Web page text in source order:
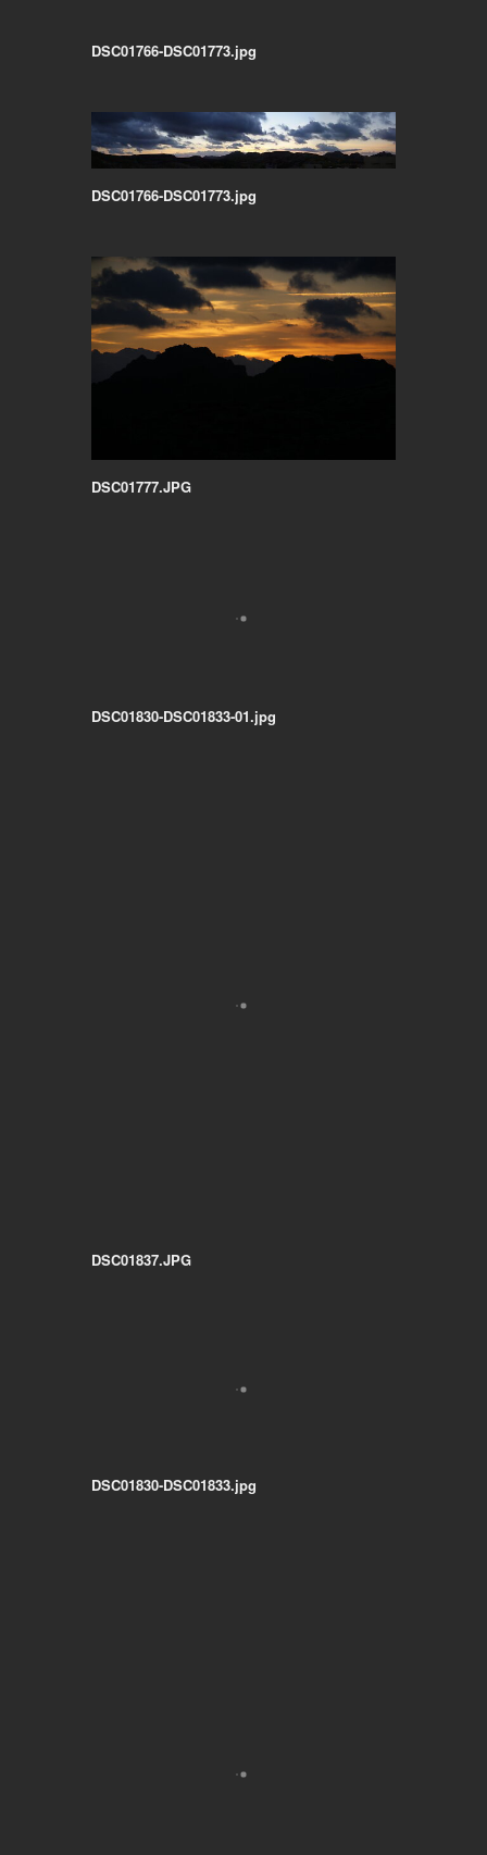
DSC01766-DSC01773.jpg
DSC01766-DSC01773.jpg
DSC01777.JPG
DSC01830-DSC01833-01.jpg
DSC01837.JPG
DSC01830-DSC01833.jpg